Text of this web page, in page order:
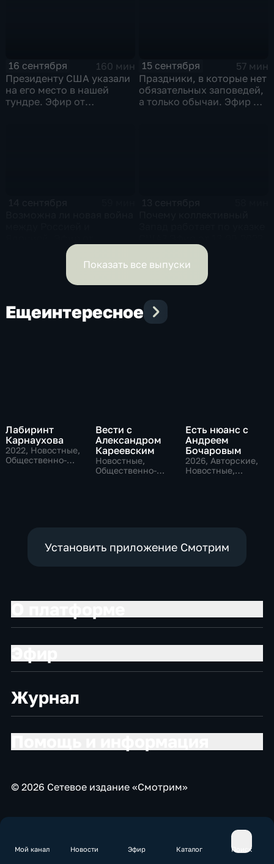
Мой канал Новости Эфир Каталог Поиск
16 сентября
160 мин
Президенту США указали
на его место в нашей
тундре. Эфир от
15 сентября
57 мин
Праздники, в которые нет
обязательных заповедей,
а только обычаи. Эфир от
Показать все выпуски
Ещеинтересное
Лабиринт
Карнаухова
2022, Новостные,
Общественно-
Вести с
Александром
Кареевским
Новостные,
Общественно-
Есть нюанс с
Андреем
Бочаровым
2026, Авторские,
Новостные,
Установить приложение Смотрим
Журнал
© 2026 Сетевое издание «Смотрим»